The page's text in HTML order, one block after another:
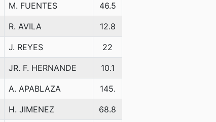
M. FUENTES 46.5
R. AVILA 12.8
J. REYES 22
JR. F. HERNANDE 10.1
A. APABLAZA 145.
H. JIMENEZ 68.8